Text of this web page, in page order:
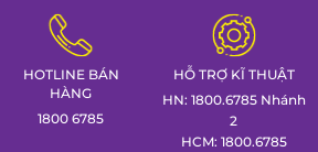
Sỹ cùng
định hình phong thái lãnh
HOTLINE BÁN
HÀNG
1800 6785
HỖ TRỢ KĨ THUẬT
HN: 1800.6785 Nhánh
2
HCM: 1800.6785